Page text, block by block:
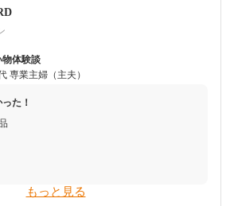
物体験談
専業主婦（主夫）
た！
判のダイソンの掃除機に魅力を感じていまし
もっと見る